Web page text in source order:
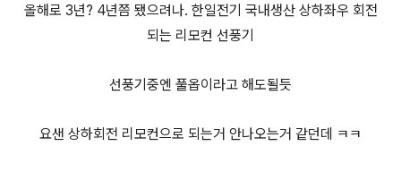
올해로 3년? 4년쯤 됐으려나. 한일전기 국내생산 상하좌우 회전
되는 리모컨 선풍기
선풍기중엔 풀옵이라고 해도될듯
요샌 상하회전 리모컨으로 되는거 안나오는거 같던데 ㅋㅋ